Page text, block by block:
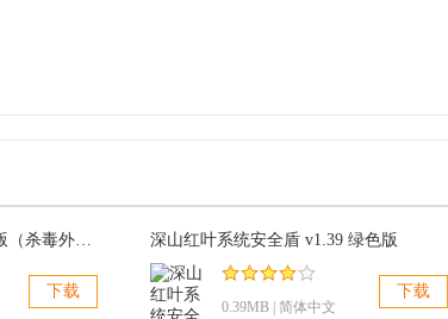
精睿心锁PE杀毒V3.0 光盘版（杀毒外置版）
下载
深山红叶系统安全盾 v1.39 绿色版
0.39MB | 简体中文
下载